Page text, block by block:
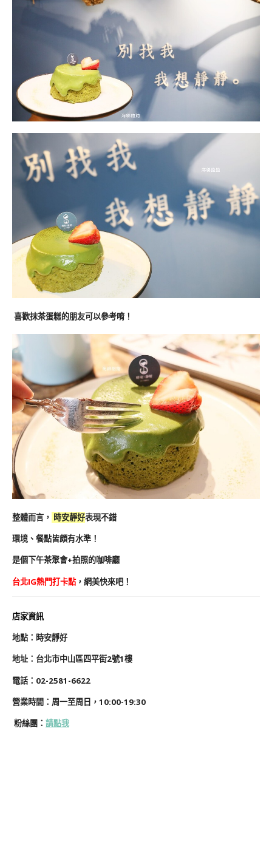
喜歡抹茶蛋糕的朋友可以參考唷！
整體而言， 時安靜好表現不錯
環境、餐點皆頗有水準！
是個下午茶聚會+拍照的咖啡廳
台北IG熱門打卡點，網美快來吧！
店家資訊
地點：時安靜好
地址： 台北市中山區四平街2號1樓
電話：02-2581-6622
營業時間：周一至周日，10:00-19:30
粉絲團 ： 請點我